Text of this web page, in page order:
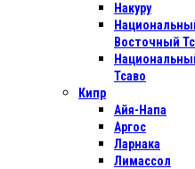
Накуру
Восточный
Тсаво
Кипр
Айя-Напа
Аргос
Ларнака
Лимассол